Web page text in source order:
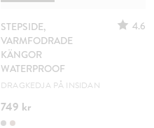
STEPSIDE,
VARMFODRADE
KÄNGOR
WATERPROOF
4.6
DRAGKEDJA PÅ INSIDAN
749 kr